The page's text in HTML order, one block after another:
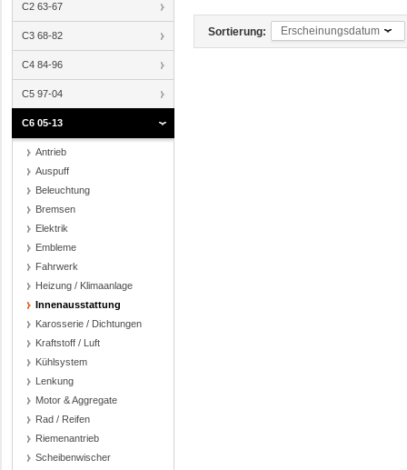
C2 63-67
C3 68-82
C4 84-96
C5 97-04
C6 05-13
Antrieb
Auspuff
Beleuchtung
Bremsen
Elektrik
Embleme
Fahrwerk
Heizung / Klimaanlage
Innenausstattung
Karosserie / Dichtungen
Kraftstoff / Luft
Kühlsystem
Lenkung
Motor & Aggregate
Rad / Reifen
Riemenantrieb
Scheibenwischer
Sortierung: Erscheinungsdatum